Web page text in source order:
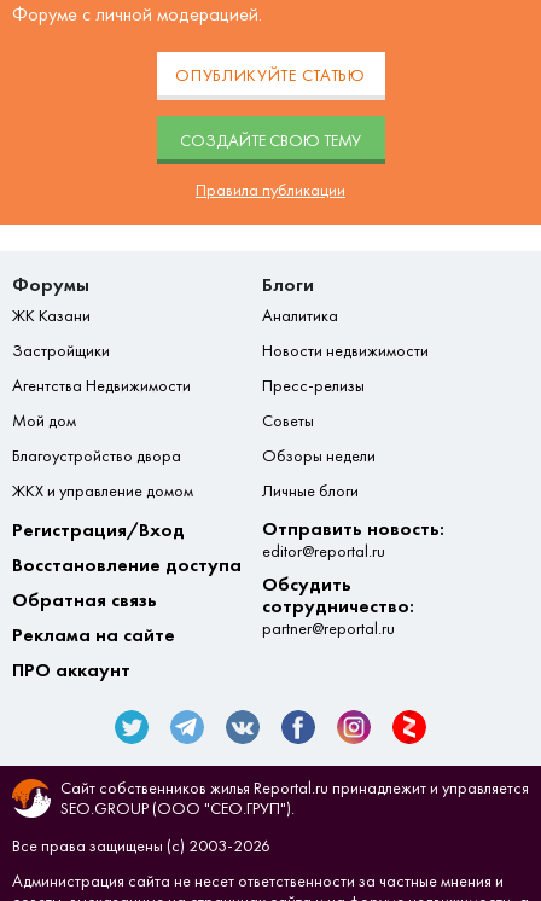
Форуме с личной модерацией.
ОПУБЛИКУЙТЕ СТАТЬЮ
CОЗДАЙТЕ СВОЮ ТЕМУ
Правила публикации
Форумы
ЖК Казани
Застройщики
Агентства Недвижимости
Мой дом
Благоустройство двора
ЖКХ и управление домом
Блоги
Аналитика
Новости недвижимости
Пресс-релизы
Советы
Обзоры недели
Личные блоги
Регистрация/Вход
Восстановление доступа
Обратная связь
Реклама на сайте
ПРО аккаунт
Отправить новость:
editor@reportal.ru
Обсудить
сотрудничество:
partner@reportal.ru
Сайт собственников жилья Reportal.ru принадлежит и управляется
SEO.GROUP (ООО "СЕО.ГРУП").
Все права защищены (с) 2003-2026
Администрация сайта не несет ответственности за частные мнения и